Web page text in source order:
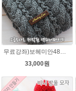
33,000원